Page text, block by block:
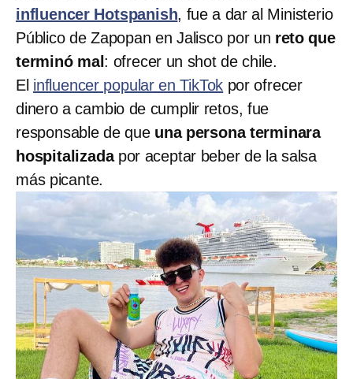
influencer Hotspanish, fue a dar al Ministerio
Público de Zapopan en Jalisco por un reto que
terminó mal : ofrecer un shot de chile.
El influencer popular en TikTok por ofrecer
dinero a cambio de cumplir retos, fue
responsable de que una persona terminara
hospitalizadapor aceptar beber de la salsa
más picante.